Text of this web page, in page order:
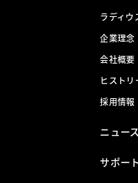
ラディウ
企業理念
会社概要
ヒストリ
採用情報
ニュース
サポート